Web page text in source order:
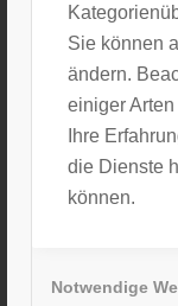
Sie können
ändern.
einiger
Ihre
die Dienste
können.
Notwendige
erkennbar.
verlinkten
Anhaltspunkte
zumutbar. Bei
umgehend